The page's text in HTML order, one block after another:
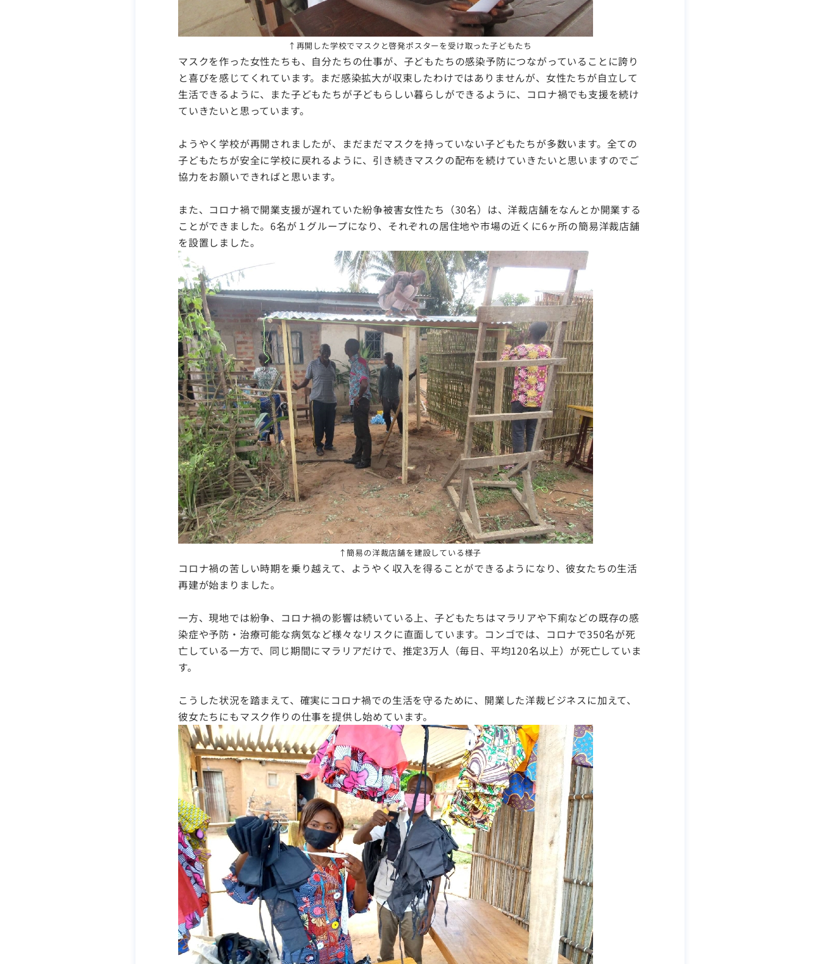
↑再開した学校でマスクと啓発ポスターを受け取った子どもたち
マスクを作った女性たちも、自分たちの仕事が、子どもたちの感染予防につながっていることに誇り
と喜びを感じてくれています。まだ感染拡大が収束したわけではありませんが、女性たちが自立して
生活できるように、また子どもたちが子どもらしい暮らしができるように、コロナ禍でも支援を続け
ていきたいと思っています。
ようやく学校が再開されましたが、まだまだマスクを持っていない子どもたちが多数います。全ての
子どもたちが安全に学校に戻れるように、引き続きマスクの配布を続けていきたいと思いますのでご
協力をお願いできればと思います。
また、コロナ禍で開業支援が遅れていた紛争被害女性たち（30名）は、洋裁店舗をなんとか開業する
ことができました。6名が１グループになり、それぞれの居住地や市場の近くに6ヶ所の簡易洋裁店舗
を設置しました。
↑簡易の洋裁店舗を建設している様子
コロナ禍の苦しい時期を乗り越えて、ようやく収入を得ることができるようになり、彼女たちの生活
再建が始まりました。
一方、現地では紛争、コロナ禍の影響は続いている上、子どもたちはマラリアや下痢などの既存の感
染症や予防・治療可能な病気など様々なリスクに直面しています。コンゴでは、コロナで350名が死
亡している一方で、同じ期間にマラリアだけで、推定3万人（毎日、平均120名以上）が死亡していま
す。
こうした状況を踏まえて、確実にコロナ禍での生活を守るために、開業した洋裁ビジネスに加えて、
彼女たちにもマスク作りの仕事を提供し始めています。